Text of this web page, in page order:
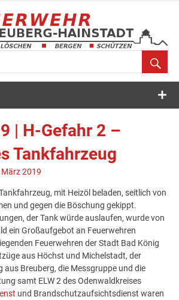
Feuerwehr
Breuberg-
Hainstadt
| H-Gefahr 2 –
Tankfahrzeug
2019
mit Heizöl beladen, seitlich von
und gegen die Böschung gekippt.
der Tank würde auslaufen, wurde von
ein Großaufgebot an Feuerwehren
Feuerwehren der Stadt Bad König
aus Höchst und Michelstadt, der
Breuberg, die Messgruppe und die
samt ELW 2 des Odenwaldkreises
und Brandschutzaufsichtsdienst waren